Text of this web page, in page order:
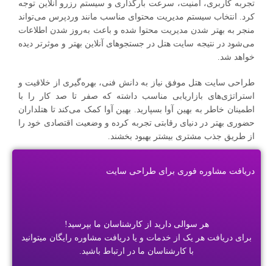
تجربه کاربری، امنیت، سرعت بارگذاری و سیستم رزرو آنلاین توجه
کرد. انتخاب سیستم مدیریت محتوای مناسب مانند وردپرس می‌تواند
منجر به بهتر شدن مدیریت محتوا شده و باعث به‌روز شدن اطلاعات
می‌شود در نتیجه سایت هتل در جستجوهای آنلاین بهتر و موثرتر دیده
خواهد شد.
طراحی سایت هتل موفق نیاز به دانش فنی، بهره‌گیری از خلاقیت و
استراتژی‌های بازاریابی مناسب داشته که صفر تا صد کار را با
اطمینان خاطر به بهین آوا بسپارید. بهین آوا کمک می‌کند تا هتلداران
حضوری بهتر در دنیای رقابتی تجربه کرده و وضعیت اقتصادی خود را
از طریق جذب مشتری بیشتر بهبود بخشند.
دریافت مشاوره فوری برای طراحی سایت
هر سوالی دارید از کارشناسان ما بپرسید!
برای دریافت هر یک از خدمات و یا دریافت مشاوره رایگان میتوانید
با کارشناسان ما در ارتباط باشید.